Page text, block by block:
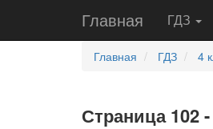
Главная ГДЗ
Главная ГДЗ 4
Страница 102